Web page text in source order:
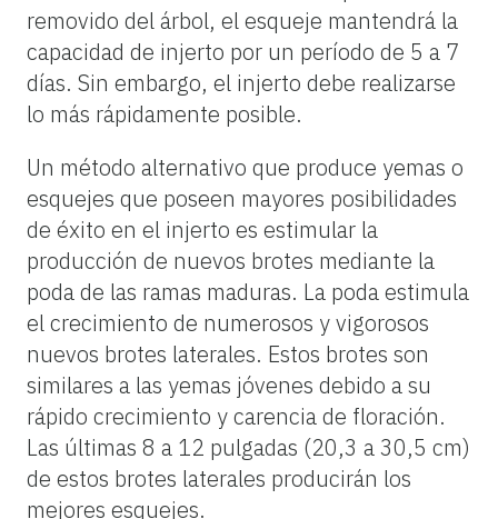
removido del árbol, el esqueje mantendrá la
capacidad de injerto por un período de 5 a 7
días. Sin embargo, el injerto debe realizarse
lo más rápidamente posible.
Un método alternativo que produce yemas o
esquejes que poseen mayores posibilidades
de éxito en el injerto es estimular la
producción de nuevos brotes mediante la
poda de las ramas maduras. La poda estimula
el crecimiento de numerosos y vigorosos
nuevos brotes laterales. Estos brotes son
similares a las yemas jóvenes debido a su
rápido crecimiento y carencia de floración.
Las últimas 8 a 12 pulgadas (20,3 a 30,5 cm)
de estos brotes laterales producirán los
mejores esquejes.